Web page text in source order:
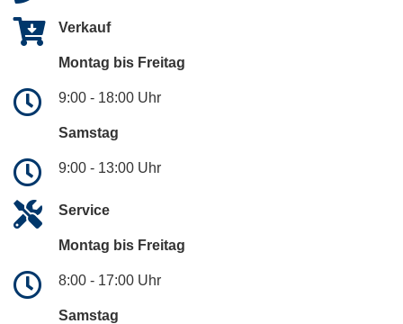
Verkauf
Montag bis Freitag
9:00 - 18:00 Uhr
Samstag
9:00 - 13:00 Uhr
Service
Montag bis Freitag
8:00 - 17:00 Uhr
Samstag